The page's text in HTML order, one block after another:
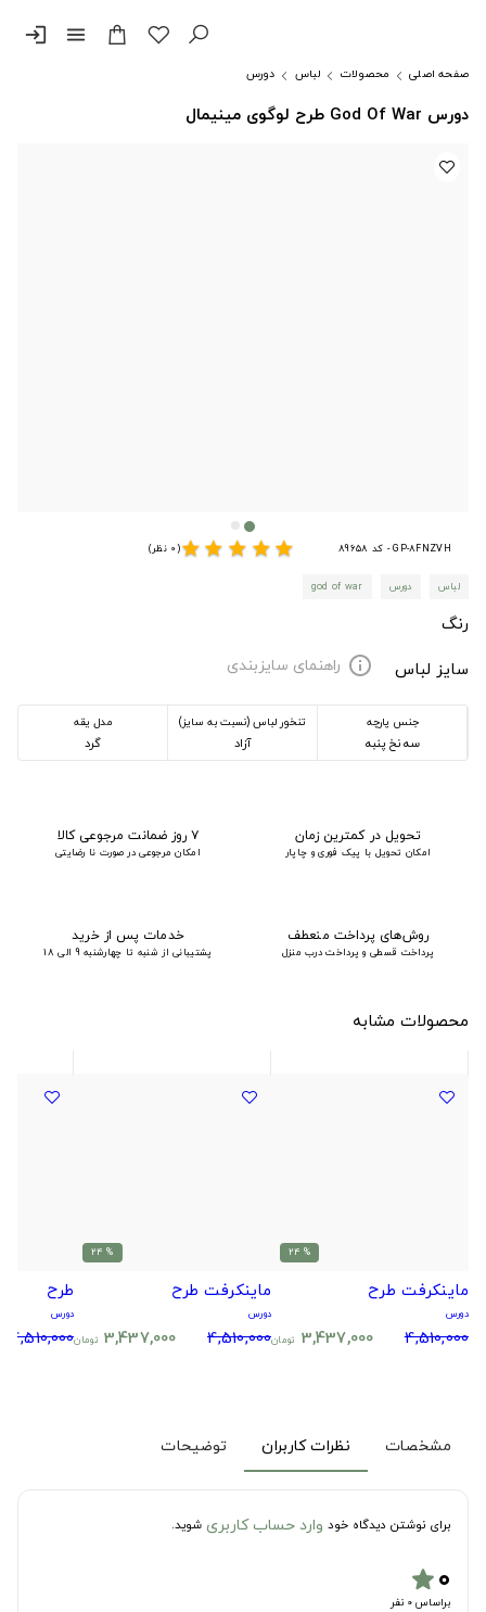
menu
login
صفحه اصلی محصولات لباس دورس
دورس God Of War طرح لوگوی مینیمال
GP-8FNZVH - کد 89658 star
star
star
star
star(0 نظر)
لباس دورس god of war
رنگ
سایز لباس
info راهنمای سایزبندی
جنس پارچه
سه نخ پنبه
تنخور لباس (نسبت به سایز)
آزاد
مدل یقه
گرد
تحویل در کمترین زمان
امکان تحویل با پیک فوری و چاپار
۷ روز ضمانت مرجوعی کالا
امکان مرجوعی در صورت نا رضایتی
روش‌های پرداخت منعطف
پرداخت قسطی و پرداخت درب منزل
خدمات پس از خرید
پشتیبانی از شنبه تا چهارشنبه 9 الی 18
محصولات مشابه
% 24
ماینکرفت طرح
دورس
4,510,000
3,437,000 تومان
% 24
ماینکرفت طرح
دورس
4,510,000
3,437,000 تومان
طرح
دورس
4,510,000
مشخصات نظرات کاربران توضیحات
برای نوشتن دیدگاه خود وارد حساب کاربری شوید.
۰star
براساس 0 نفر